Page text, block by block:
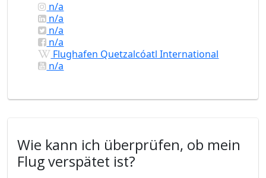
n/a
n/a
n/a
n/a
Flughafen Quetzalcóatl International
n/a
Wie kann ich überprüfen, ob mein
Flug verspätet ist?